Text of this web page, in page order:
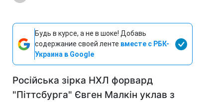
Будь в курсе, а не в шоке! Добавь
содержание своей ленте вместе с РБК-
Украина в Google
Російська зірка НХЛ форвард
"Піттсбурга" Євген Малкін уклав з